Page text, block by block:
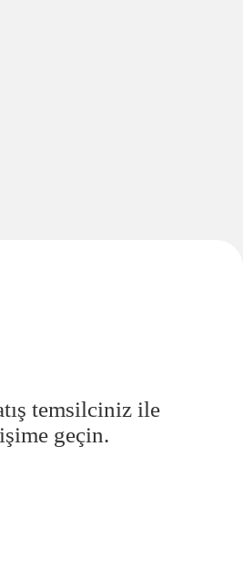
temsilciniz ile
geçin.